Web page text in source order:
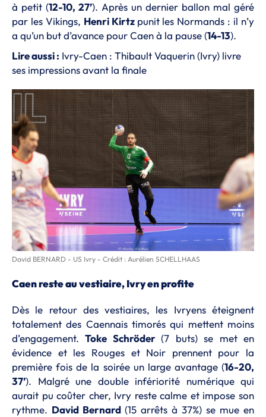
à petit (12-10, 27’). Après un dernier ballon mal géré
par les Vikings, Henri Kirtz punit les Normands : il n’y
a qu’un but d’avance pour Caen à la pause (14-13).
Lire aussi : Ivry-Caen : Thibault Vaquerin (Ivry) livre
ses impressions avant la finale
David BERNARD - US Ivry - Crédit : Aurélien SCHELLHAAS
Caen reste au vestiaire, Ivry en profite
Dès le retour des vestiaires, les Ivryens éteignent
totalement des Caennais timorés qui mettent moins
d’engagement.Toke Schröder(7 buts) se met en
évidence et les Rouges et Noir prennent pour la
première fois de la soirée un large avantage (16-20,
37’). Malgré une double infériorité numérique qui
aurait pu coûter cher, Ivry reste calme et impose son
rythme. David Bernard (15 arrêts à 37%) se mue en